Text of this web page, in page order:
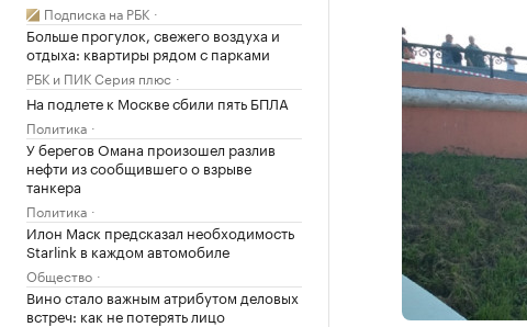
Подписка на РБК
Больше прогулок, свежего воздуха и
отдыха: квартиры рядом с парками
РБК и ПИК Серия плюс
На подлете к Москве сбили пять БПЛА
Политика
У берегов Омана произошел разлив
нефти из сообщившего о взрыве
танкера
Политика
Илон Маск предсказал необходимость
Starlink в каждом автомобиле
Общество
Вино стало важным атрибутом деловых
встреч: как не потерять лицо